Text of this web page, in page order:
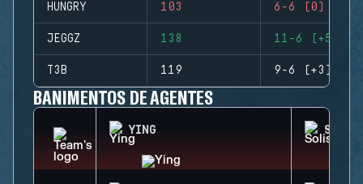
HUNGRY 103 6-6 (0)
JEGGZ 138 11-6 (+5)
T3B 119 9-6 (+3)
BANIMENTOS DE AGENTES
YING SOLIS